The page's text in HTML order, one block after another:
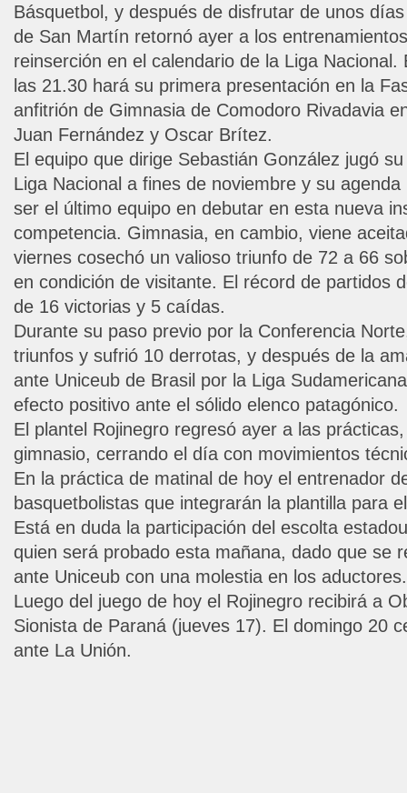
Básquetbol, y después de disfrutar de unos
de San Martín retornó ayer a los
reinserción en el calendario de la Liga
las 21.30 hará su primera presentación en la
anfitrión de Gimnasia de Comodoro Rivadavia
Juan Fernández y Oscar Brítez.
El equipo que dirige Sebastián González jugó
Liga Nacional a fines de noviembre y su
ser el último equipo en debutar en esta nueva
competencia. Gimnasia, en cambio, viene
viernes cosechó un valioso triunfo de 72 a 66
en condición de visitante. El récord de partidos
de 16 victorias y 5 caídas.
Durante su paso previo por la Conferencia
triunfos y sufrió 10 derrotas, y después de la
ante Uniceub de Brasil por la Liga
efecto positivo ante el sólido elenco patagónico.
El plantel Rojinegro regresó ayer a las
gimnasio, cerrando el día con movimientos
En la práctica de matinal de hoy el entrenador
basquetbolistas que integrarán la plantilla para
Está en duda la participación del escolta
quien será probado esta mañana, dado que se
ante Uniceub con una molestia en los aductores.
Luego del juego de hoy el Rojinegro recibirá a
Sionista de Paraná (jueves 17). El domingo 20
ante La Unión.